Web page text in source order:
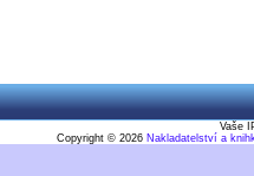
Vaše
Copyright © 2026 Nakladatelství a